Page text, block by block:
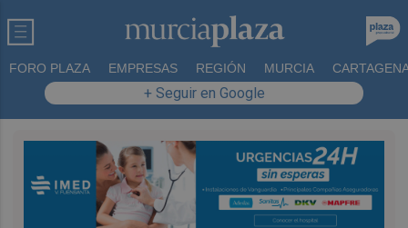
FORO PLAZA EMPRESAS REGIÓN MURCIA
+ Seguir en Google